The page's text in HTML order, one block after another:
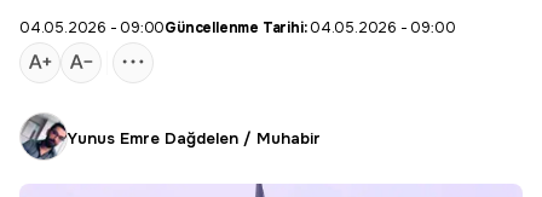
04.05.2026 - 09:00Güncellenme Tarihi:04.05.2026 - 09:00
Yunus Emre Dağdelen / Muhabir